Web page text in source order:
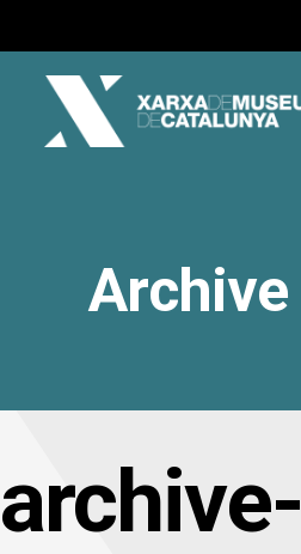
Archive
archive-